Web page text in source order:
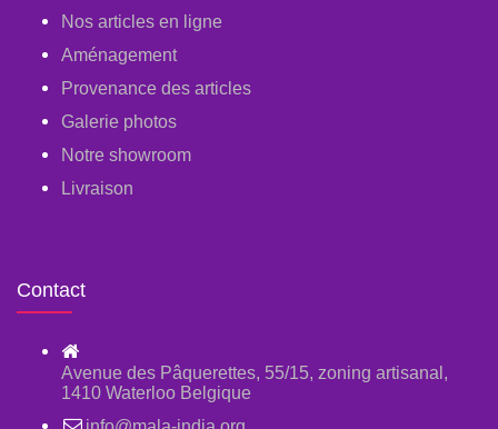
Nos articles en ligne
Aménagement
Provenance des articles
Galerie photos
Notre showroom
Livraison
Contact
Avenue des Pâquerettes, 55/15, zoning artisanal,
1410 Waterloo Belgique